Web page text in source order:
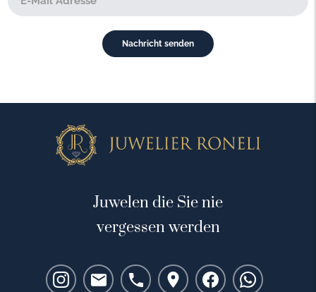
Juwelen die Sie nie
vergessen werden